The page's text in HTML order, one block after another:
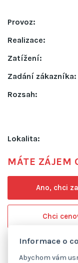
Provoz:
Realizace:
Zatížení:
Zadání zákazníka:
Rozsah:
Lokalita:
MÁTE ZÁJEM
Ano, chci
Chci
Informace o
Abychom vám